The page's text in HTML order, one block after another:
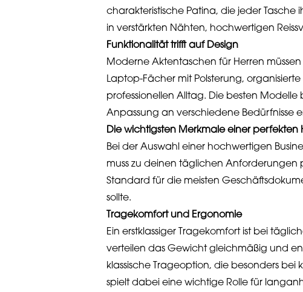
charakteristische Patina, die jeder Tasche
in verstärkten Nähten, hochwertigen
Funktionalität trifft auf Design
Moderne Aktentaschen für Herren
Laptop-Fächer mit Polsterung,
professionellen Alltag. Die besten
Anpassung an verschiedene Bedürfnisse
Die wichtigsten Merkmale einer perfekten
Bei der Auswahl einer hochwertigen
muss zu deinen täglichen Anforderungen
Standard für die meisten
sollte.
Tragekomfort und Ergonomie
Ein erstklassiger Tragekomfort ist bei
verteilen das Gewicht gleichmäßig und
klassische Trageoption, die besonders
spielt dabei eine wichtige Rolle für